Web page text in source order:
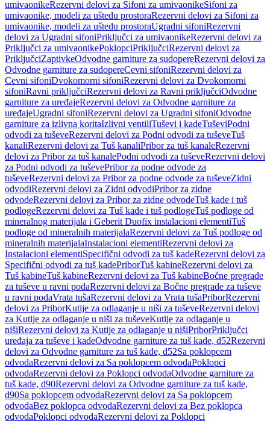
umivaonikeRezervni delovi za Sifoni za umivaonikeSifoni za
umivaonike, modeli za uštedu prostoraRezervni delovi za Sifoni za
umivaonike, modeli za uštedu prostoraUgradni sifoniRezervni
delovi za Ugradni sifoniPriključci za umivaonikeRezervni delovi za
Priključci za umivaonikePoklopciPriključciRezervni delovi za
PriključciZaptivkeOdvodne garniture za sudopereRezervni delovi za
Odvodne garniture za sudopereCevni sifoniRezervni delovi za
Cevni sifoniDvokomorni sifoniRezervni delovi za Dvokomorni
sifoniRavni priključciRezervni delovi za Ravni priključciOdvodne
garniture za uređajeRezervni delovi za Odvodne garniture za
uređajeUgradni sifoniRezervni delovi za Ugradni sifoniOdvodne
garniture za izlivna koritaIzlivni ventiliTuševi i kadeTuševiPodni
odvodi za tuševeRezervni delovi za Podni odvodi za tuševeTuš
kanaliRezervni delovi za Tuš kanaliPribor za tuš kanaleRezervni
delovi za Pribor za tuš kanalePodni odvodi za tuševeRezervni delovi
za Podni odvodi za tuševePribor za podne odvode za
tuševeRezervni delovi za Pribor za podne odvode za tuševeZidni
odvodiRezervni delovi za Zidni odvodiPribor za zidne
odvodeRezervni delovi za Pribor za zidne odvodeTuš kade i tuš
podlogeRezervni delovi za Tuš kade i tuš podlogeTuš podloge od
mineralnog materijala i Geberit Duofix instalacioni elementiTuš
podloge od mineralnih materijalaRezervni delovi za Tuš podloge od
mineralnih materijalaInstalacioni elementiRezervni delovi za
Instalacioni elementiSpecifični odvodi za tuš kadeRezervni delovi za
Specifični odvodi za tuš kadePriborTuš kabineRezervni delovi za
Tuš kabineTuš kabineRezervni delovi za Tuš kabineBočne pregrade
za tuševe u ravni podaRezervni delovi za Bočne pregrade za tuševe
u ravni podaVrata tušaRezervni delovi za Vrata tušaPriborRezervni
delovi za PriborKutije za odlaganje u niši za tuševeRezervni delovi
za Kutije za odlaganje u niši za tuševeKutije za odlaganje u
nišiRezervni delovi za Kutije za odlaganje u nišiPriborPriključci
uređaja za tuševe i kadeOdvodne garniture za tuš kade, d52Rezervni
delovi za Odvodne garniture za tuš kade, d52Sa poklopcem
odvodaRezervni delovi za Sa poklopcem odvodaPoklopci
odvodaRezervni delovi za Poklopci odvodaOdvodne garniture za
tuš kade, d90Rezervni delovi za Odvodne garniture za tuš kade,
d90Sa poklopcem odvodaRezervni delovi za Sa poklopcem
odvodaBez poklopca odvodaRezervni delovi za Bez poklopca
odvodaPoklopci odvodaRezervni delovi za Poklopci